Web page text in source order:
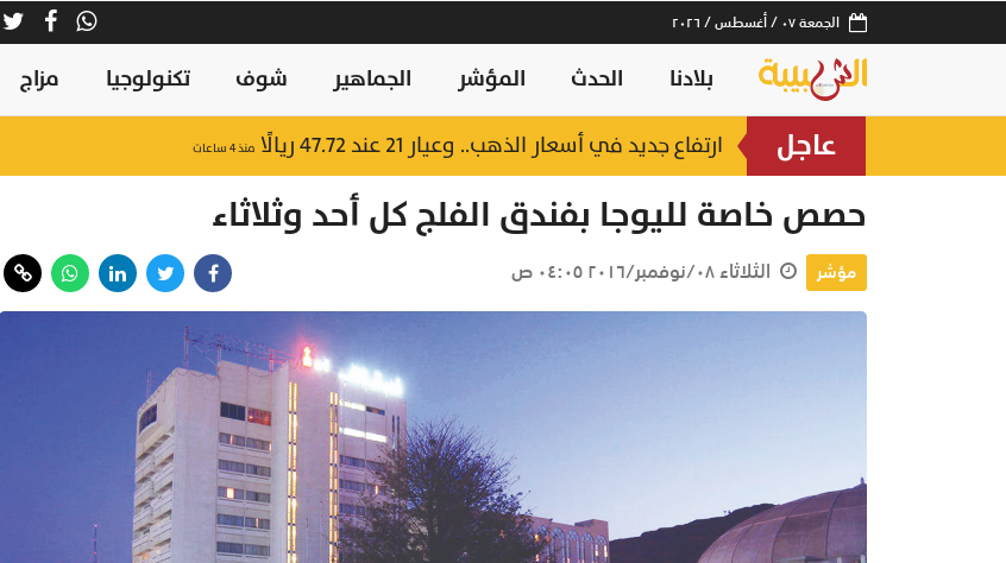
الجمعة ٠٧ / أغسطس / ٢٠٢٦
بلادنا الحدث المؤشر الجماهير شوف تكنولوجيا مزاج
عاجل ارتفاع جديد في أسعار الذهب.. وعيار 21 عند 47.72 ريالًا منذ ٤ ساعات
حصص خاصة لليوجا بفندق الفلج كل أحد وثلاثاء
مؤشر الثلاثاء ٠٨/نوفمبر/٢٠١٦ ٠٤:٠٥ ص